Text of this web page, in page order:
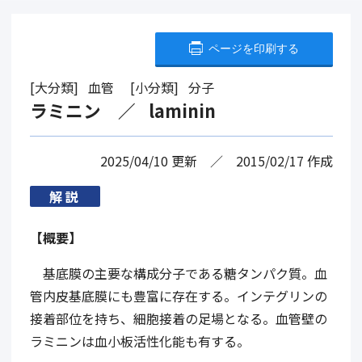
大分類 血管 小分類 分子
ラミニン laminin
ページを印刷する
2025/04/10 更新 2015/02/17 作成
解説
【概要】
基底膜の主要な構成分子である糖タンパク質。血
管内皮基底膜にも豊富に存在する。インテグリンの
接着部位を持ち、細胞接着の足場となる。血管壁の
ラミニンは血小板活性化能も有する。